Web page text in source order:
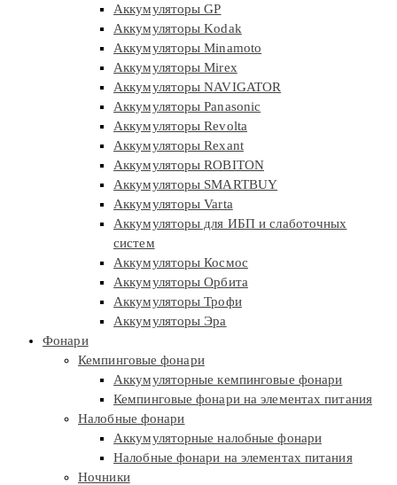
Аккумуляторы GP
Аккумуляторы Kodak
Аккумуляторы Minamoto
Аккумуляторы Mirex
Аккумуляторы NAVIGATOR
Аккумуляторы Panasonic
Аккумуляторы Revolta
Аккумуляторы Rexant
Аккумуляторы ROBITON
Аккумуляторы SMARTBUY
Аккумуляторы Varta
Аккумуляторы для ИБП и слаботочных
систем
Аккумуляторы Космос
Аккумуляторы Орбита
Аккумуляторы Трофи
Аккумуляторы Эра
Фонари
Кемпинговые фонари
Аккумуляторные кемпинговые фонари
Кемпинговые фонари на элементах питания
Налобные фонари
Аккумуляторные налобные фонари
Налобные фонари на элементах питания
Ночники